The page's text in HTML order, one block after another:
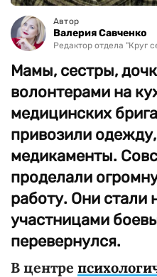
Автор
Валерия Савченко
Редактор отдела "Круг
Мамы, сестры,
волонтерами на
медицинских
привозили
медикаменты.
проделали
работу. Они стали
участницами
перевернулся.
В центре